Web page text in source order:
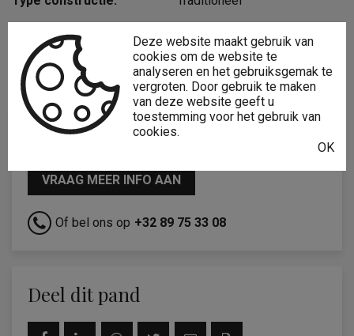
Bouwjaar:
Renovatiejaar: 2024
Interesse?
VRAAG MEER INFO AAN
Of bel ons op +32 89 75 33 08
Deel dit pand
Deze website maakt gebruik van
cookies om de website te
analyseren en het gebruiksgemak te
vergroten. Door gebruik te maken
van deze website geeft u
toestemming voor het gebruik van
cookies.
OK